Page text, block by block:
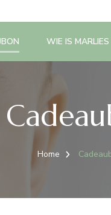
WIE IS MARLIES
Home